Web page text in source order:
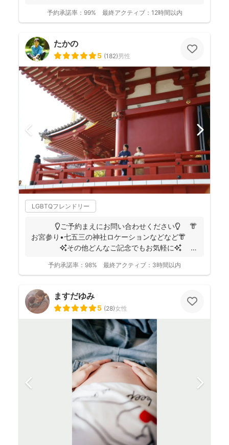
予約承諾率： 99% 最終アクティブ： 12時間以内
たかの
5 (182)男性
LGBTQフレンドリー
💡ご予約まえにお問い合わせください💡 👘
お宮参り•七五三の神社ロケーションなどなど👘
✨その他どんなご記念でもお気軽に✨
予約承諾率： 98% 最終アクティブ： 3時間以内
ますだゆみ
5 (28)女性